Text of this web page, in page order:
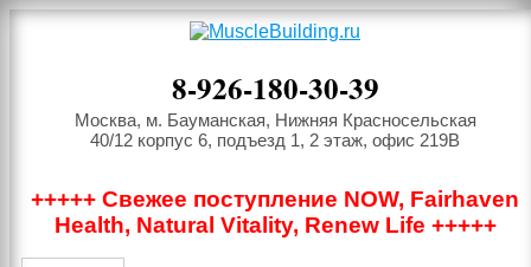
8-926-180-30-39
Москва, м. Бауманская, Нижняя Красносельская
40/12 корпус 6, подъезд 1, 2 этаж, офис 219В
+++++ Свежее поступление NOW, Fairhaven
Health, Natural Vitality, Renew Life +++++